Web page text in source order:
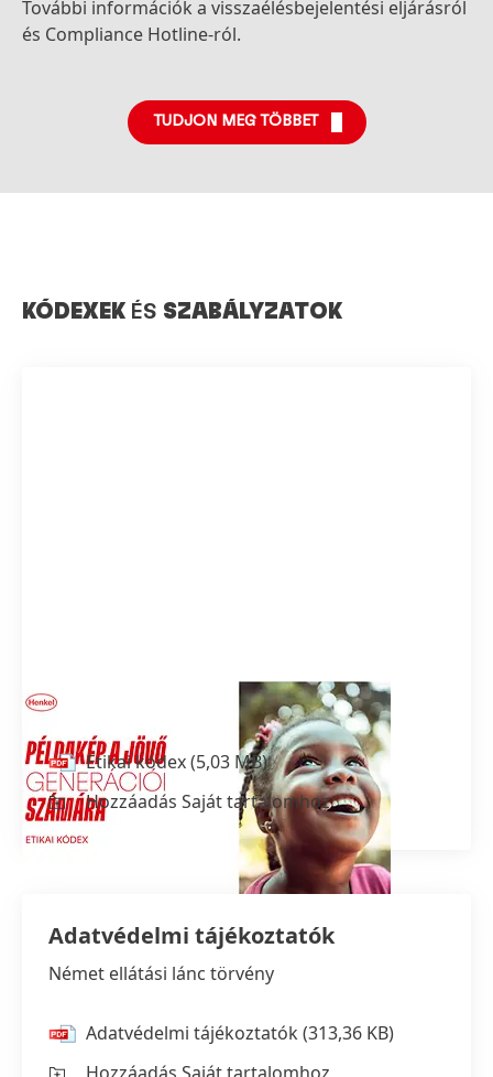
További információk a visszaélésbejelentési eljárásról
és Compliance Hotline-ról.
TUDJON MEG TÖBBET
KÓDEXEK ÉS SZABÁLYZATOK
Etikai kódex
Etikai kódex(5,03 MB)
Hozzáadás Saját tartalomhoz
Adatvédelmi tájékoztatók
Német ellátási lánc törvény
Adatvédelmi tájékoztatók (313,36 KB)